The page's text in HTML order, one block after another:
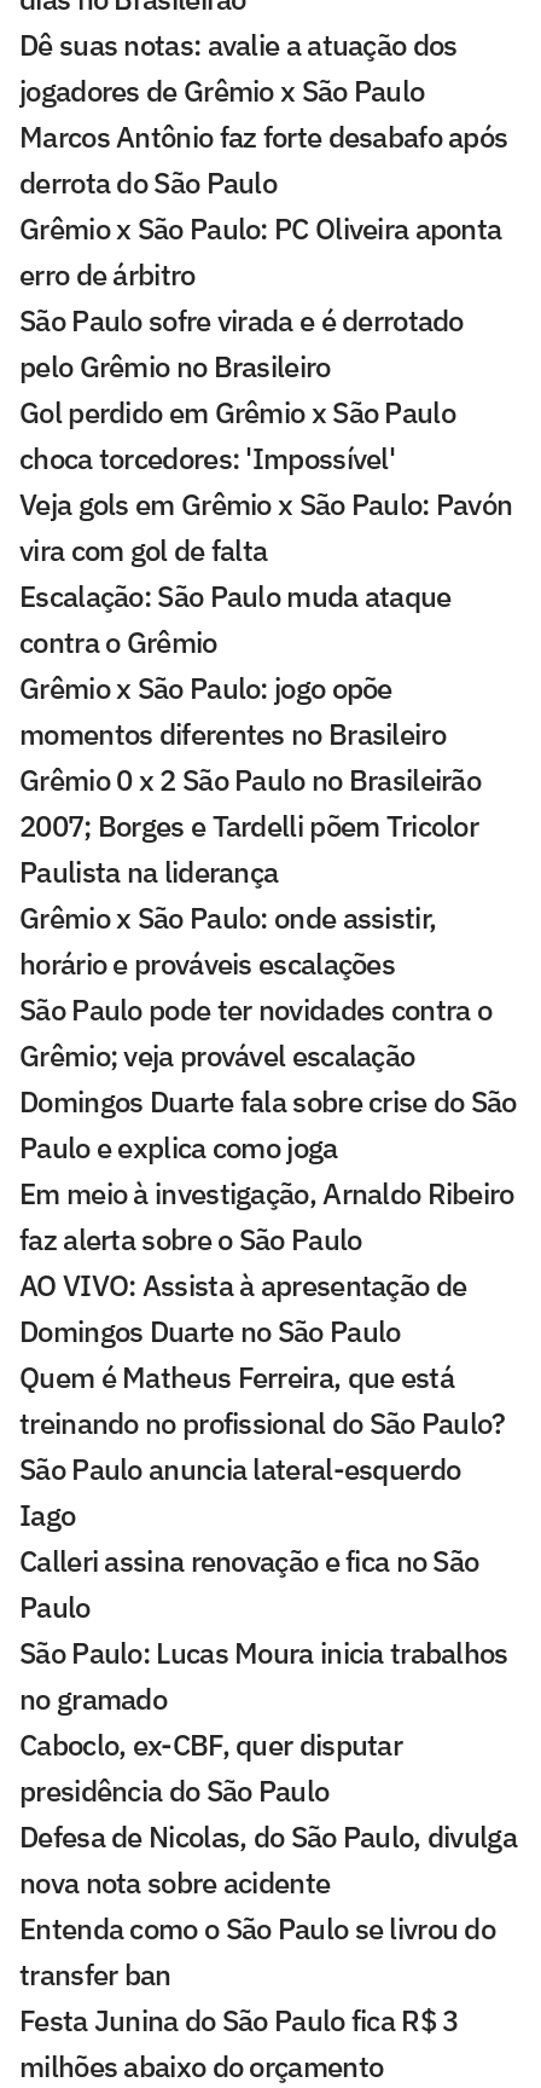
Dê suas notas: avalie a atuação dos
jogadores de Grêmio x São Paulo
Marcos Antônio faz forte desabafo após
derrota do São Paulo
Grêmio x São Paulo: PC Oliveira aponta
erro de árbitro
São Paulo sofre virada e é derrotado
pelo Grêmio no Brasileiro
Gol perdido em Grêmio x São Paulo
choca torcedores: 'Impossível'
Veja gols em Grêmio x São Paulo: Pavón
vira com gol de falta
Escalação: São Paulo muda ataque
contra o Grêmio
Grêmio x São Paulo: jogo opõe
momentos diferentes no Brasileiro
Grêmio 0 x 2 São Paulo no Brasileirão
2007; Borges e Tardelli põem Tricolor
Paulista na liderança
Grêmio x São Paulo: onde assistir,
horário e prováveis escalações
São Paulo pode ter novidades contra o
Grêmio; veja provável escalação
Domingos Duarte fala sobre crise do São
Paulo e explica como joga
Em meio à investigação, Arnaldo Ribeiro
faz alerta sobre o São Paulo
AO VIVO: Assista à apresentação de
Domingos Duarte no São Paulo
Quem é Matheus Ferreira, que está
treinando no profissional do São Paulo?
São Paulo anuncia lateral-esquerdo
Iago
Calleri assina renovação e fica no São
Paulo
São Paulo: Lucas Moura inicia trabalhos
no gramado
Caboclo, ex-CBF, quer disputar
presidência do São Paulo
Defesa de Nicolas, do São Paulo, divulga
nova nota sobre acidente
Entenda como o São Paulo se livrou do
transfer ban
Festa Junina do São Paulo fica R$ 3
milhões abaixo do orçamento